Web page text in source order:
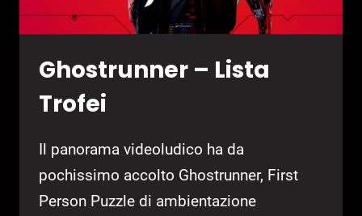
Ghostrunner – Lista
Trofei
Il panorama videoludico ha da
pochissimo accolto Ghostrunner, First
Person Puzzle di ambientazione